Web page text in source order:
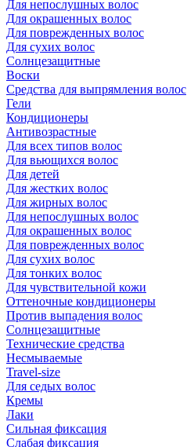
Для непослушных волос
Для окрашенных волос
Для поврежденных волос
Для сухих волос
Солнцезащитные
Воски
Средства для выпрямления волос
Гели
Кондиционеры
Антивозрастные
Для всех типов волос
Для вьющихся волос
Для детей
Для жестких волос
Для жирных волос
Для непослушных волос
Для окрашенных волос
Для поврежденных волос
Для сухих волос
Для тонких волос
Для чувствительной кожи
Оттеночные кондиционеры
Против выпадения волос
Солнцезащитные
Технические средства
Несмываемые
Travel-size
Для седых волос
Кремы
Лаки
Сильная фиксация
Слабая фиксация